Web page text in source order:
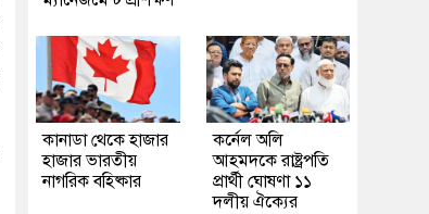
কানাডা থেকে হাজার
হাজার ভারতীয়
নাগরিক বহিষ্কার
কর্নেল অলি
আহমদকে রাষ্ট্রপতি
প্রার্থী ঘোষণা ১১
দলীয় ঐক্যের